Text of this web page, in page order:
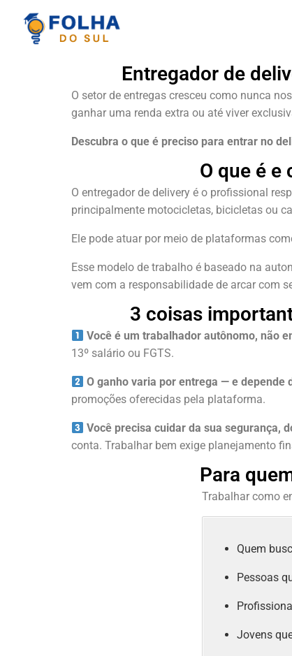
Entregador de
O setor de entregas cresceu como nunca
ganhar uma renda extra ou até viver
Descubra o que é preciso para entrar no
O que é
O entregador de delivery é o profissional
principalmente motocicletas, bicicletas ou
Ele pode atuar por meio de plataformas
Esse modelo de trabalho é baseado na
vem com a responsabilidade de arcar com
3 coisas
Você é um trabalhador autônomo, não
13º salário ou FGTS.
O ganho varia por entrega — e depende
promoções oferecidas pela plataforma.
Você precisa cuidar da sua segurança,
conta. Trabalhar bem exige planejamento
Para
Trabalhar como
Quem
Pessoas
Jovens